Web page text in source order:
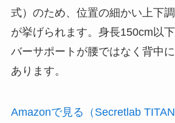
式）のため、位置の細かい上下
が挙げられます。身長150cm以
バーサポートが腰ではなく背中
あります。
Amazonで見る（Secretlab TITAN